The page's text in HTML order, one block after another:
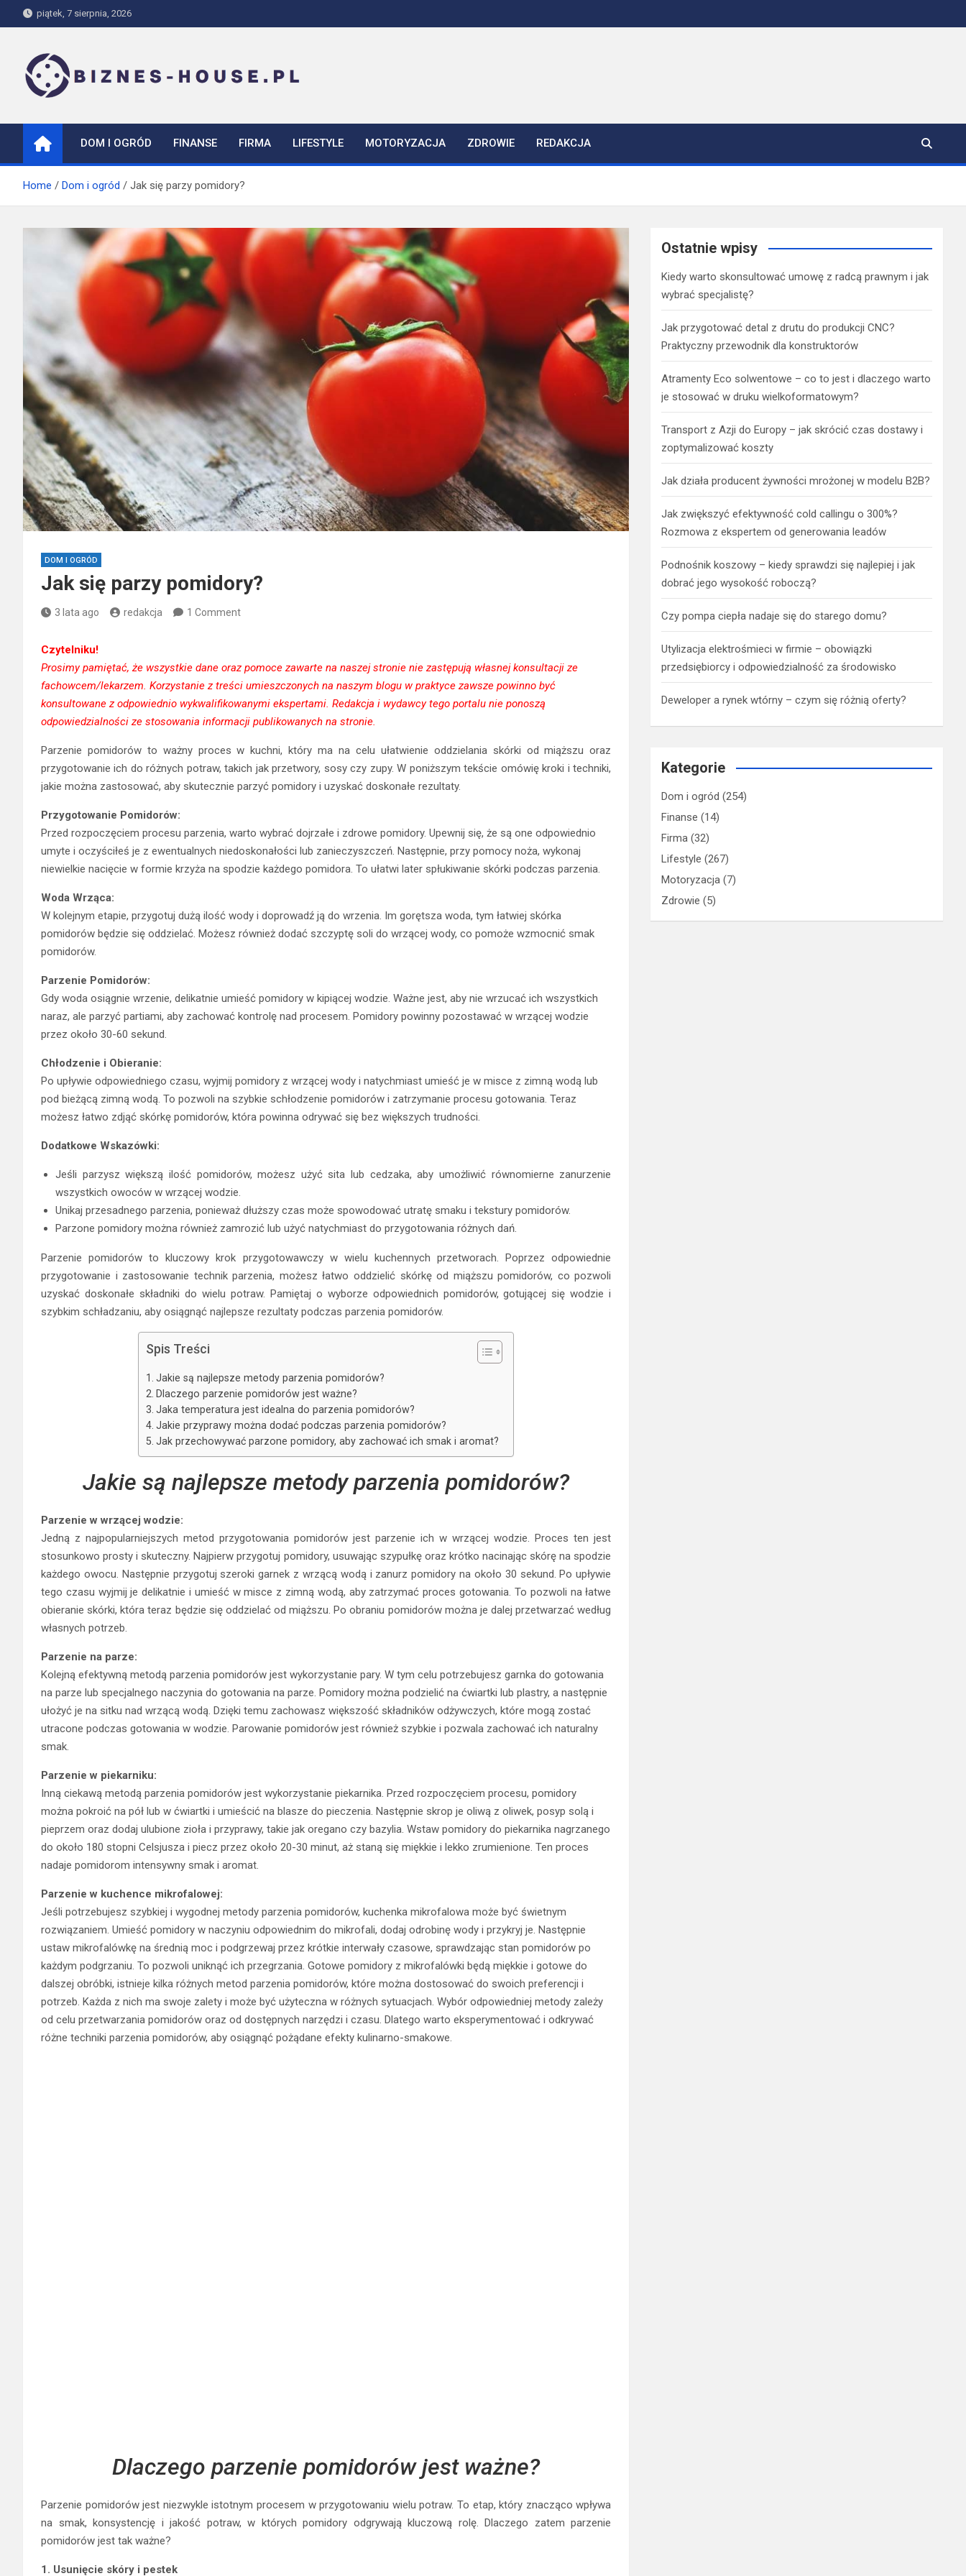
to
piątek, 7 sierpnia, 2026
biznes-house.pl
DOM I OGRÓD FINANSE FIRMA LIFESTYLE MOTORYZACJA ZDROWIE REDAKCJA
Home Dom i ogród Jak się parzy pomidory?
DOM I OGRÓD
Jak się parzy pomidory?
3 lata ago redakcja 1 Comment
Czytelniku!
Prosimy pamiętać, że wszystkie dane oraz pomoce zawarte na naszej stronie nie zastępują własnej konsultacji ze
fachowcem/lekarzem. Korzystanie z treści umieszczonych na naszym blogu w praktyce zawsze powinno być
konsultowane z odpowiednio wykwalifikowanymi ekspertami. Redakcja i wydawcy tego portalu nie ponoszą
odpowiedzialności ze stosowania informacji publikowanych na stronie.
Parzenie pomidorów to ważny proces w kuchni, który ma na celu ułatwienie oddzielania skórki od miąższu oraz
przygotowanie ich do różnych potraw, takich jak przetwory, sosy czy zupy. W poniższym tekście omówię kroki i techniki,
jakie można zastosować, aby skutecznie parzyć pomidory i uzyskać doskonałe rezultaty.
Przygotowanie Pomidorów:
Przed rozpoczęciem procesu parzenia, warto wybrać dojrzałe i zdrowe pomidory. Upewnij się, że są one odpowiednio
umyte i oczyściłeś je z ewentualnych niedoskonałości lub zanieczyszczeń. Następnie, przy pomocy noża, wykonaj
niewielkie nacięcie w formie krzyża na spodzie każdego pomidora. To ułatwi later spłukiwanie skórki podczas parzenia.
Woda Wrząca:
W kolejnym etapie, przygotuj dużą ilość wody i doprowadź ją do wrzenia. Im gorętsza woda, tym łatwiej skórka
pomidorów będzie się oddzielać. Możesz również dodać szczyptę soli do wrzącej wody, co pomoże wzmocnić smak
pomidorów.
Parzenie Pomidorów:
Gdy woda osiągnie wrzenie, delikatnie umieść pomidory w kipiącej wodzie. Ważne jest, aby nie wrzucać ich wszystkich
naraz, ale parzyć partiami, aby zachować kontrolę nad procesem. Pomidory powinny pozostawać w wrzącej wodzie
przez około 30-60 sekund.
Chłodzenie i Obieranie:
Po upływie odpowiedniego czasu, wyjmij pomidory z wrzącej wody i natychmiast umieść je w misce z zimną wodą lub
pod bieżącą zimną wodą. To pozwoli na szybkie schłodzenie pomidorów i zatrzymanie procesu gotowania. Teraz
możesz łatwo zdjąć skórkę pomidorów, która powinna odrywać się bez większych trudności.
Dodatkowe Wskazówki:
Jeśli parzysz większą ilość pomidorów, możesz użyć sita lub cedzaka, aby umożliwić równomierne zanurzenie
wszystkich owoców w wrzącej wodzie.
Unikaj przesadnego parzenia, ponieważ dłuższy czas może spowodować utratę smaku i tekstury pomidorów.
Parzone pomidory można również zamrozić lub użyć natychmiast do przygotowania różnych dań.
Parzenie pomidorów to kluczowy krok przygotowawczy w wielu kuchennych przetworach. Poprzez odpowiednie
przygotowanie i zastosowanie technik parzenia, możesz łatwo oddzielić skórkę od miąższu pomidorów, co pozwoli
uzyskać doskonałe składniki do wielu potraw. Pamiętaj o wyborze odpowiednich pomidorów, gotującej się wodzie i
szybkim schładzaniu, aby osiągnąć najlepsze rezultaty podczas parzenia pomidorów.
Spis Treści
Jakie są najlepsze metody parzenia pomidorów?
Dlaczego parzenie pomidorów jest ważne?
Jaka temperatura jest idealna do parzenia pomidorów?
Jakie przyprawy można dodać podczas parzenia pomidorów?
Jak przechowywać parzone pomidory, aby zachować ich smak i aromat?
Jakie są najlepsze metody parzenia pomidorów?
Parzenie w wrzącej wodzie:
Jedną z najpopularniejszych metod przygotowania pomidorów jest parzenie ich w wrzącej wodzie. Proces ten jest
stosunkowo prosty i skuteczny. Najpierw przygotuj pomidory, usuwając szypułkę oraz krótko nacinając skórę na spodzie
każdego owocu. Następnie przygotuj szeroki garnek z wrzącą wodą i zanurz pomidory na około 30 sekund. Po upływie
tego czasu wyjmij je delikatnie i umieść w misce z zimną wodą, aby zatrzymać proces gotowania. To pozwoli na łatwe
obieranie skórki, która teraz będzie się oddzielać od miąższu. Po obraniu pomidorów można je dalej przetwarzać według
własnych potrzeb.
Parzenie na parze:
Kolejną efektywną metodą parzenia pomidorów jest wykorzystanie pary. W tym celu potrzebujesz garnka do gotowania
na parze lub specjalnego naczynia do gotowania na parze. Pomidory można podzielić na ćwiartki lub plastry, a następnie
ułożyć je na sitku nad wrzącą wodą. Dzięki temu zachowasz większość składników odżywczych, które mogą zostać
utracone podczas gotowania w wodzie. Parowanie pomidorów jest również szybkie i pozwala zachować ich naturalny
smak.
Parzenie w piekarniku:
Inną ciekawą metodą parzenia pomidorów jest wykorzystanie piekarnika. Przed rozpoczęciem procesu, pomidory
można pokroić na pół lub w ćwiartki i umieścić na blasze do pieczenia. Następnie skrop je oliwą z oliwek, posyp solą i
pieprzem oraz dodaj ulubione zioła i przyprawy, takie jak oregano czy bazylia. Wstaw pomidory do piekarnika nagrzanego
do około 180 stopni Celsjusza i piecz przez około 20-30 minut, aż staną się miękkie i lekko zrumienione. Ten proces
nadaje pomidorom intensywny smak i aromat.
Parzenie w kuchence mikrofalowej:
Jeśli potrzebujesz szybkiej i wygodnej metody parzenia pomidorów, kuchenka mikrofalowa może być świetnym
rozwiązaniem. Umieść pomidory w naczyniu odpowiednim do mikrofali, dodaj odrobinę wody i przykryj je. Następnie
ustaw mikrofalówkę na średnią moc i podgrzewaj przez krótkie interwały czasowe, sprawdzając stan pomidorów po
każdym podgrzaniu. To pozwoli uniknąć ich przegrzania. Gotowe pomidory z mikrofalówki będą miękkie i gotowe do
dalszej obróbki, istnieje kilka różnych metod parzenia pomidorów, które można dostosować do swoich preferencji i
potrzeb. Każda z nich ma swoje zalety i może być użyteczna w różnych sytuacjach. Wybór odpowiedniej metody zależy
od celu przetwarzania pomidorów oraz od dostępnych narzędzi i czasu. Dlatego warto eksperymentować i odkrywać
różne techniki parzenia pomidorów, aby osiągnąć pożądane efekty kulinarno-smakowe.
Dlaczego parzenie pomidorów jest ważne?
Parzenie pomidorów jest niezwykle istotnym procesem w przygotowaniu wielu potraw. To etap, który znacząco wpływa
na smak, konsystencję i jakość potraw, w których pomidory odgrywają kluczową rolę. Dlaczego zatem parzenie
pomidorów jest tak ważne?
1. Usunięcie skóry i pestek
Ostatnie wpisy
Kiedy warto skonsultować umowę z radcą prawnym i jak
wybrać specjalistę?
Jak przygotować detal z drutu do produkcji CNC?
Praktyczny przewodnik dla konstruktorów
Atramenty Eco solwentowe – co to jest i dlaczego warto
je stosować w druku wielkoformatowym?
Transport z Azji do Europy – jak skrócić czas dostawy i
zoptymalizować koszty
Jak działa producent żywności mrożonej w modelu B2B?
Jak zwiększyć efektywność cold callingu o 300%?
Rozmowa z ekspertem od generowania leadów
Podnośnik koszowy – kiedy sprawdzi się najlepiej i jak
dobrać jego wysokość roboczą?
Czy pompa ciepła nadaje się do starego domu?
Utylizacja elektrośmieci w firmie – obowiązki
przedsiębiorcy i odpowiedzialność za środowisko
Deweloper a rynek wtórny – czym się różnią oferty?
Kategorie
Dom i ogród (254)
Finanse (14)
Firma (32)
Lifestyle (267)
Motoryzacja (7)
Zdrowie (5)